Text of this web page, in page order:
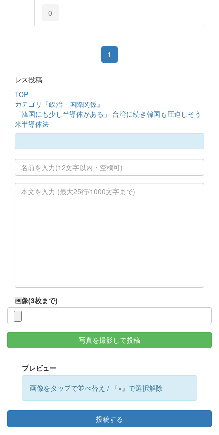
0
1
レス投稿
TOP
カテゴリ『政治・国際関係』
「韓国にも少し半導体がある」 台湾に続き韓国も圧迫しそう
米半導体法
画像(3枚まで)
写真を撮影して投稿
プレビュー
画像をタップで並べ替え / 『×』で選択解除
投稿する